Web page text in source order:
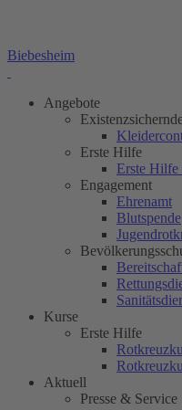
Biebesheim
Angebote
Erste Hilfe
Erste
Engagement
Ehrenamt
Blutspende
Kurse
Erste Hilfe
Aktuell
Presse & Service